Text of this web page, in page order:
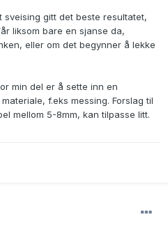
gitt det beste resultatet,
liksom bare en sjanse da,
eller om det begynner å lekke
min del er å sette inn en
f.eks messing. Forslag til
mellom 5-8mm, kan tilpasse litt.